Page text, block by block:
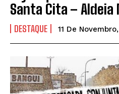
Santa Cita – Aldeia
DESTAQUE 11 De